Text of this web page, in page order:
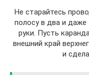
Не старайтесь
полосу в два и
руки. Пусть
внешний край
и